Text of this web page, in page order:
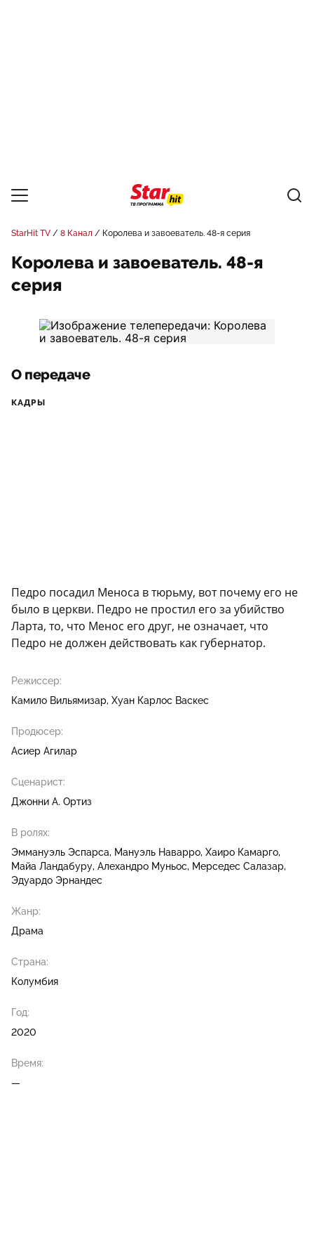
StarHit TV 8 Канал Королева и завоеватель. 48-я серия
Королева и завоеватель. 48-я
серия
О передаче
КАДРЫ
Педро посадил Меноса в тюрьму, вот почему его не
было в церкви. Педро не простил его за убийство
Ларта, то, что Менос его друг, не означает, что
Педро не должен действовать как губернатор.
Режиссер:
Камило Вильямизар Хуан Карлос Васкес
Продюсер:
Асиер Агилар
Сценарист:
Джонни А. Ортиз
В ролях:
Эммануэль Эспарса
Мануэль Наварро Хаиро Камарго
Майа Ландабуру Алехандро Муньос Мерседес Салазар
Эдуардо Эрнандес
Жанр:
Драма
Страна:
Колумбия
Год:
2020
Время:
—